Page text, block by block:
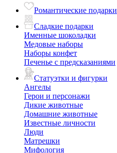
Романтические подарки
Сладкие подарки
Именные шоколадки
Медовые наборы
Наборы конфет
Печенье с предсказаниями
Статуэтки и фигурки
Ангелы
Герои и персонажи
Дикие животные
Домашние животные
Известные личности
Люди
Матрешки
Мифология